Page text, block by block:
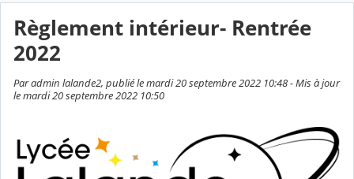
Règlement intérieur- Rentrée
2022
Par admin lalande2, publié le mardi 20 septembre 2022 10:48 - Mis à jour
le mardi 20 septembre 2022 10:50